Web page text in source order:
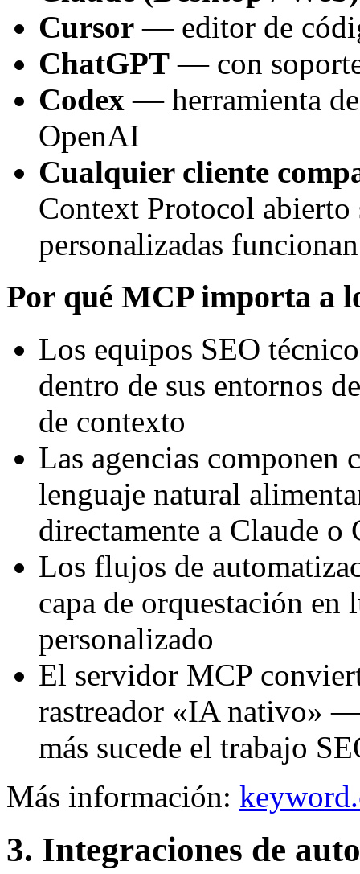
Cursor — editor de
ChatGPT — con
Codex — herramienta
OpenAI
Cualquier cliente
Context Protocol
personalizadas
Por qué MCP importa a
Los equipos SEO
dentro de sus entornos
de contexto
Las agencias componen
lenguaje natural
directamente a Claude o
Los flujos de
capa de orquestación
personalizado
El servidor MCP
rastreador «IA nativo» —
más sucede el trabajo
Más información:
3. Integraciones de